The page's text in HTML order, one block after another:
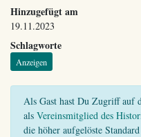
Hinzugefügt am
19.11.2023
Schlagworte
Anzeigen
Als Gast hast Du Zugriff auf
als Vereinsmitglied des
die höher aufgelöste